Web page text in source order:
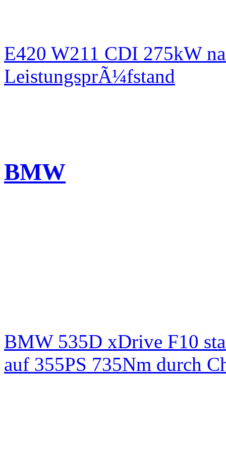
E420 W211 CDI 275kW
LeistungsprÃ¼fstand
BMW
BMW 535D xDrive F10
auf 355PS 735Nm durch